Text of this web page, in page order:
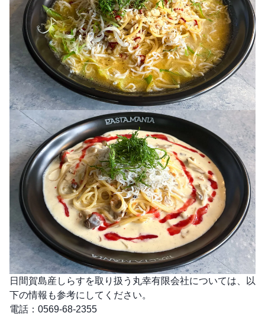
日間賀島産しらすを取り扱う丸幸有限会社については、以
下の情報も参考にしてください。
電話：0569-68-2355